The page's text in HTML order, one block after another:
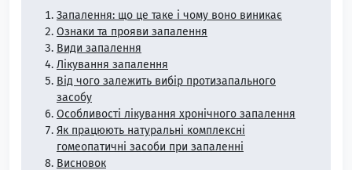
Запалення: що це таке і чому воно виникає
Ознаки та прояви запалення
Види запалення
Лікування запалення
Від чого залежить вибір протизапального
засобу
Особливості лікування хронічного запалення
Як працюють натуральні комплексні
гомеопатичні засоби при запаленні
Висновок